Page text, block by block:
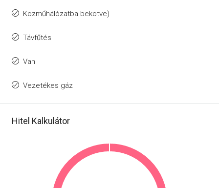
Közműhálózatba bekötve)
Távfűtés
Van
Vezetékes gáz
Hitel Kalkulátor